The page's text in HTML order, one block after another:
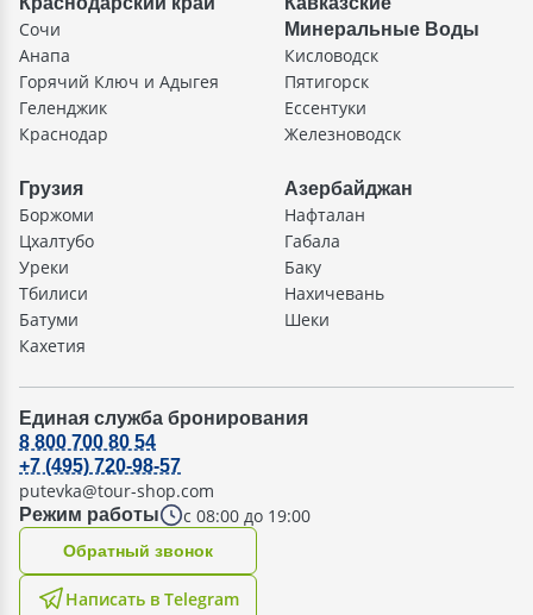
Сочи
Анапа
Горячий Ключ и Адыгея
Геленджик
Краснодар
Минеральные Воды
Кисловодск
Пятигорск
Ессентуки
Железноводск
Грузия
Боржоми
Цхалтубо
Уреки
Тбилиси
Батуми
Кахетия
Азербайджан
Нафталан
Габала
Баку
Нахичевань
Шеки
Единая служба бронирования
Режим работы с 08:00 до 19:00
8 800 700 80 54
+7 (495) 720-98-57
putevka@tour-shop.com
Написать в Telegram
Oбратный звонок